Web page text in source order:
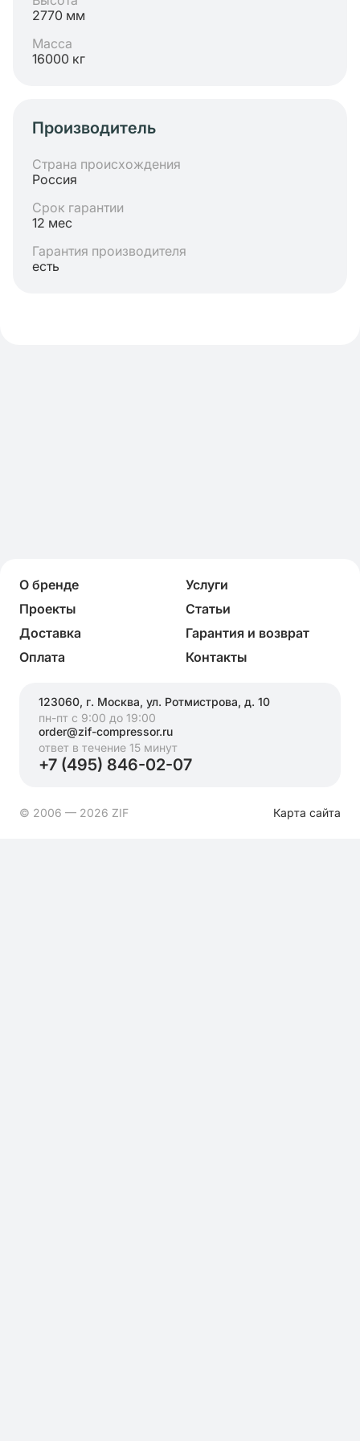
2770 мм
Масса
16000 кг
Производитель
Страна происхождения
Россия
Срок гарантии
12 мес
Гарантия производителя
есть
О бренде
Услуги
Проекты
Статьи
Доставка
Гарантия и возврат
Оплата
Контакты
123060, г. Москва, ул. Ротмистрова, д. 10
пн-пт с 9:00 до 19:00
order@zif-compressor.ru
ответ в течение 15 минут
+7 (495) 846-02-07
© 2006 — 2026 ZIF Карта сайта